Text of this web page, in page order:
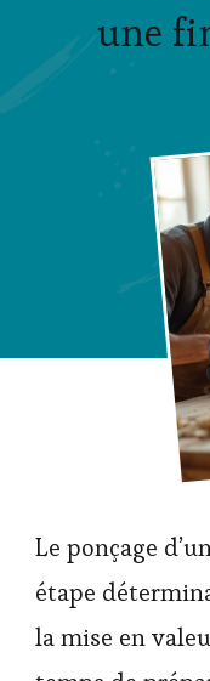
une
Le ponçage
étape
la mise en